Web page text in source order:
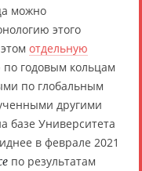
можно
этого
отдельную
по годовым кольцам
по глобальным
другими
базе Университета
в феврале 2021
по результатам